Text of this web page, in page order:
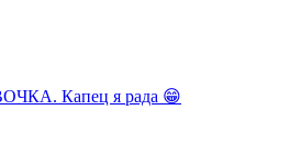
Капец я рада 😁